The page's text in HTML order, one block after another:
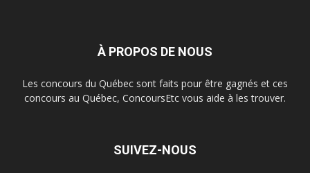
À PROPOS DE NOUS
Les concours du Québec sont faits pour être gagnés et ces
concours au Québec, ConcoursEtc vous aide à les trouver.
SUIVEZ-NOUS